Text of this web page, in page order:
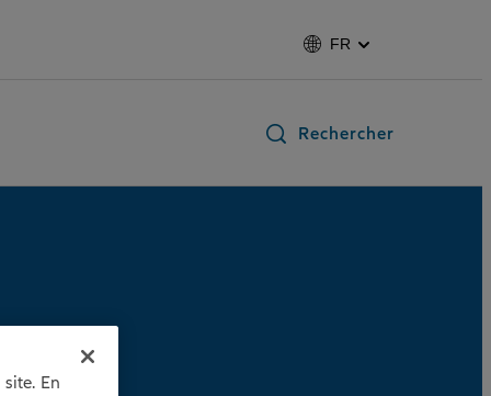
FR
Rechercher
En